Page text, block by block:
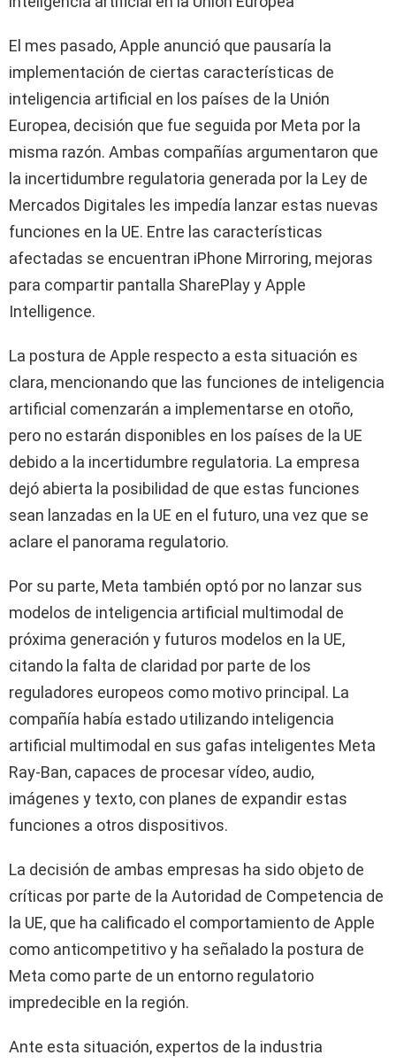
El mes pasado, Apple anunció que pausaría la
implementación de ciertas características de
inteligencia artificial en los países de la Unión
Europea, decisión que fue seguida por Meta por la
misma razón. Ambas compañías argumentaron que
la incertidumbre regulatoria generada por la Ley de
Mercados Digitales les impedía lanzar estas nuevas
funciones en la UE. Entre las características
afectadas se encuentran iPhone Mirroring, mejoras
para compartir pantalla SharePlay y Apple
Intelligence.
La postura de Apple respecto a esta situación es
clara, mencionando que las funciones de inteligencia
artificial comenzarán a implementarse en otoño,
pero no estarán disponibles en los países de la UE
debido a la incertidumbre regulatoria. La empresa
dejó abierta la posibilidad de que estas funciones
sean lanzadas en la UE en el futuro, una vez que se
aclare el panorama regulatorio.
Por su parte, Meta también optó por no lanzar sus
modelos de inteligencia artificial multimodal de
próxima generación y futuros modelos en la UE,
citando la falta de claridad por parte de los
reguladores europeos como motivo principal. La
compañía había estado utilizando inteligencia
artificial multimodal en sus gafas inteligentes Meta
Ray-Ban, capaces de procesar vídeo, audio,
imágenes y texto, con planes de expandir estas
funciones a otros dispositivos.
La decisión de ambas empresas ha sido objeto de
críticas por parte de la Autoridad de Competencia de
la UE, que ha calificado el comportamiento de Apple
como anticompetitivo y ha señalado la postura de
Meta como parte de un entorno regulatorio
impredecible en la región.
Ante esta situación, expertos de la industria